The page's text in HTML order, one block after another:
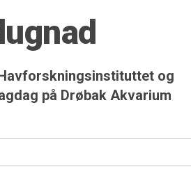
og
på Drøbak Akvarium